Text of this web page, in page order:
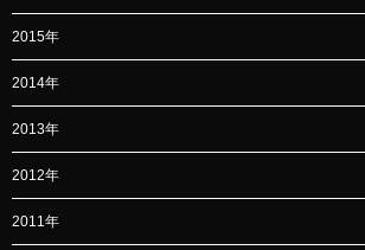
2015年
2014年
2013年
2012年
2011年